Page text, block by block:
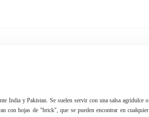
India y Pakistan. Se suelen servir con una salsa agridulce o
con hojas de "brick", que se pueden encontrar en cualquier